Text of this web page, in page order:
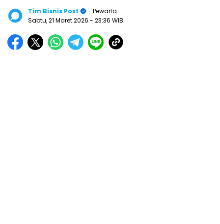
Tim Bisnis Post
- Pewarta
Sabtu, 21 Maret 2026 - 23:36 WIB